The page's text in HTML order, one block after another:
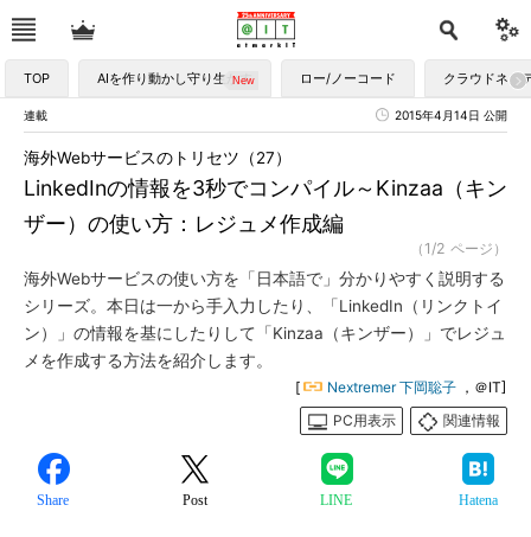
TOP AIを作り動かし守り生かす ロー/ノーコード クラウドネイ
連載 2015年4月14日 公開
LinkedInの情報を3秒でコンパイル～Kinzaa（キン
ザー）の使い方：レジュメ作成編
海外Webサービスのトリセツ（27）
（1/2 ページ）
海外Webサービスの使い方を「日本語で」分かりやすく説明する
シリーズ。本日は一から手入力したり、「LinkedIn（リンクトイ
ン）」の情報を基にしたりして「Kinzaa（キンザー）」でレジュ
メを作成する方法を紹介します。
[ Nextremer 下岡聡子 ，＠IT]
PC用表示
関連情報
Share Post LINE Hatena